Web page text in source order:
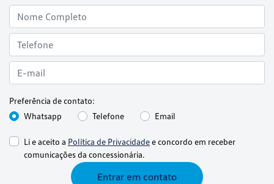
Preferência de contato:
Whatsapp
Telefone Email
Li e aceito a Política de Privacidadee concordo em receber
comunicações da concessionária.
Entrar em contato